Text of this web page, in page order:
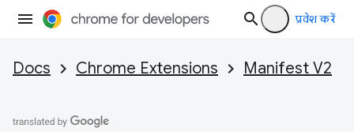
प्रवेश करें
Docs Chrome Extensions Manifest V2